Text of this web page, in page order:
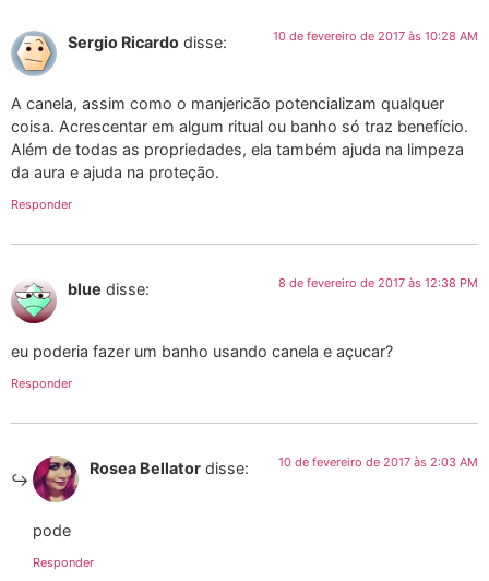
Sergio Ricardo disse: 10 de fevereiro de 2017 às 10:28 AM
A canela, assim como o manjericão potencializam qualquer
coisa. Acrescentar em algum ritual ou banho só traz benefício.
Além de todas as propriedades, ela também ajuda na limpeza
da aura e ajuda na proteção.
Responder
blue disse: 8 de fevereiro de 2017 às 12:38 PM
eu poderia fazer um banho usando canela e açucar?
Responder
Rosea Bellator disse: 10 de fevereiro de 2017 às 2:03 AM
pode
Responder